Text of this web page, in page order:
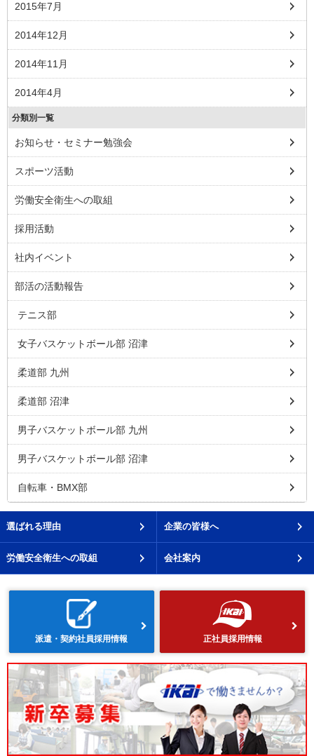
2015年7月
2014年12月
2014年11月
2014年4月
分類別一覧
お知らせ・セミナー勉強会
スポーツ活動
労働安全衛生への取組
採用活動
社内イベント
部活の活動報告
テニス部
女子バスケットボール部 沼津
柔道部 九州
柔道部 沼津
男子バスケットボール部 九州
男子バスケットボール部 沼津
自転車・BMX部
選ばれる理由 企業の皆様へ
労働安全衛生への取組 会社案内
派遣・契約社員採用情報 正社員採用情報